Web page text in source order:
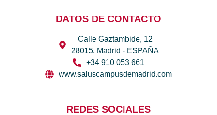
DATOS DE CONTACTO
Calle Gaztambide, 12
28015, Madrid - ESPAÑA
+34 910 053 661
www.saluscampusdemadrid.com
REDES SOCIALES